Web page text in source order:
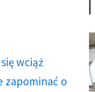
wciąż
zapominać o